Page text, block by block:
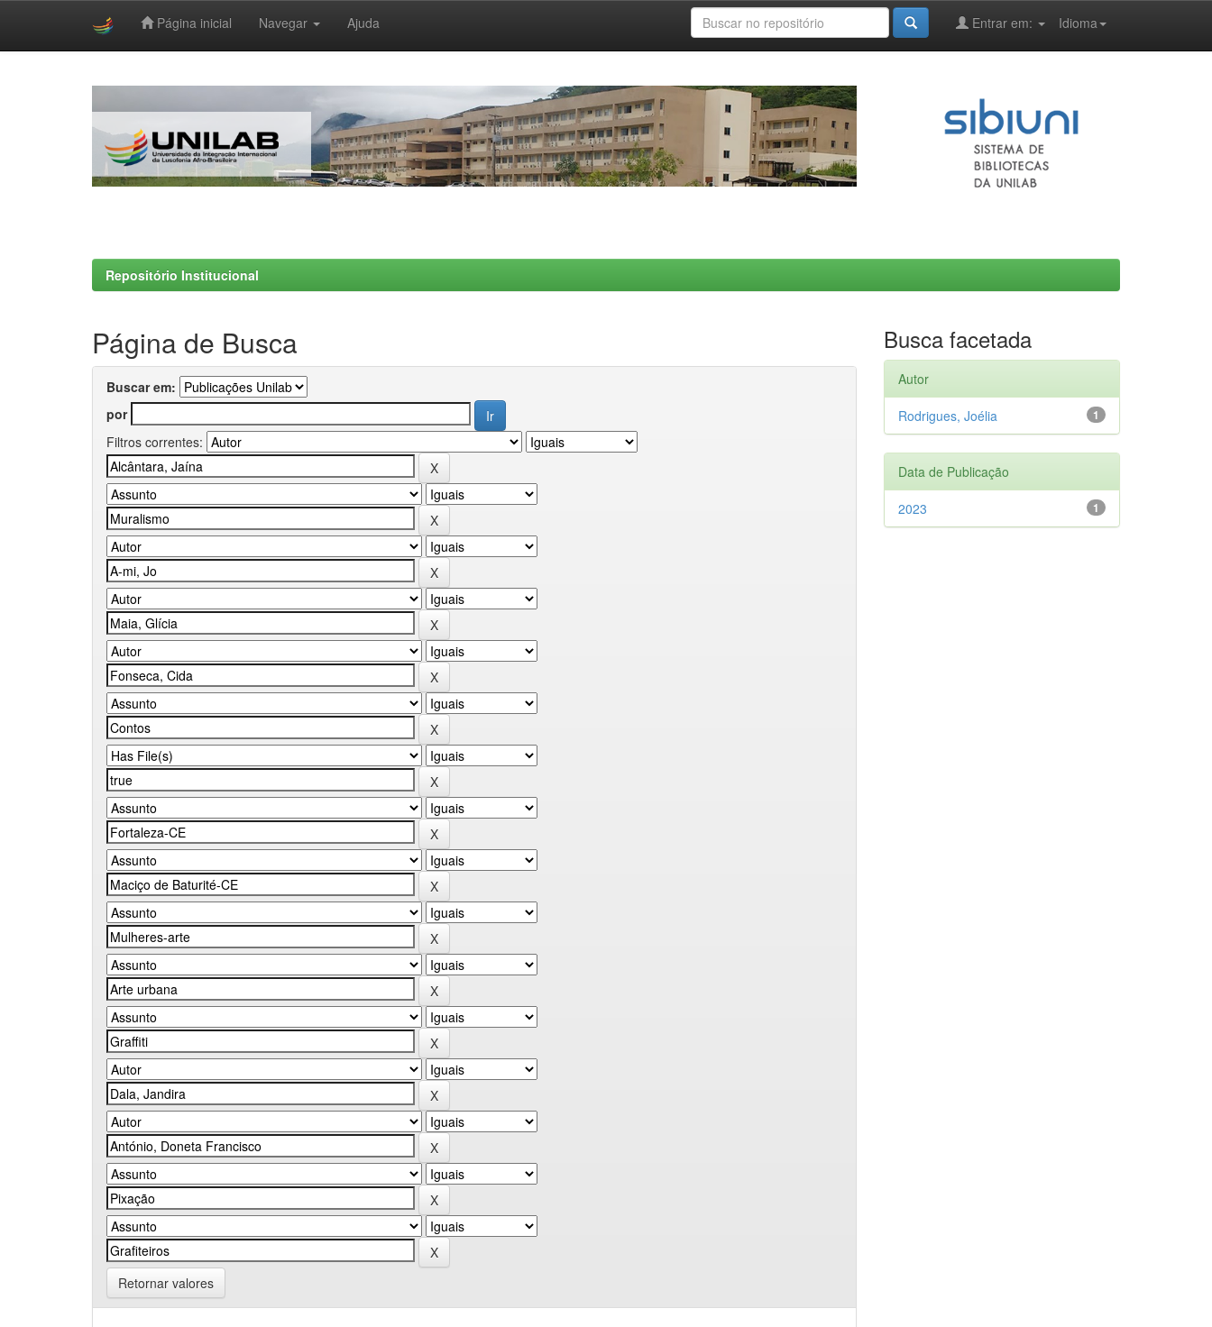
Página inicial Navegar Ajuda Idioma
Entrar em:
Repositório Institucional
Página de Busca
Buscar em:
por
Filtros correntes:
Retornar valores
Busca facetada
Autor
1
Rodrigues, Joélia
Data de Publicação
1
2023